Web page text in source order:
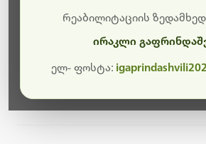
რეაბილიტაციის
ირაკლი
ელ- ფოსტა: